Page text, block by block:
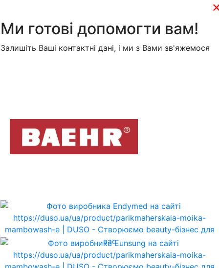
Ми готові допомогти вам!
Залишіть Ваші контактні дані, і ми з Вами зв'яжемося